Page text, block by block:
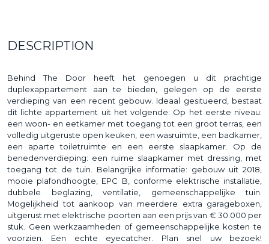
DESCRIPTION
Behind The Door heeft het genoegen u dit prachtige
duplexappartement aan te bieden, gelegen op de eerste
verdieping van een recent gebouw. Ideaal gesitueerd, bestaat
dit lichte appartement uit het volgende: Op het eerste niveau:
een woon- en eetkamer met toegang tot een groot terras, een
volledig uitgeruste open keuken, een wasruimte, een badkamer,
een aparte toiletruimte en een eerste slaapkamer. Op de
benedenverdieping: een ruime slaapkamer met dressing, met
toegang tot de tuin. Belangrijke informatie: gebouw uit 2018,
mooie plafondhoogte, EPC B, conforme elektrische installatie,
dubbele beglazing, ventilatie, gemeenschappelijke tuin.
Mogelijkheid tot aankoop van meerdere extra garageboxen,
uitgerust met elektrische poorten aan een prijs van € 30.000 per
stuk. Geen werkzaamheden of gemeenschappelijke kosten te
voorzien. Een echte eyecatcher. Plan snel uw bezoek!